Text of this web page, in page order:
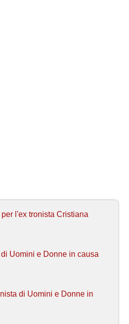
l'ex tronista Cristiana
di Uomini e Donne in causa
di Uomini e Donne in